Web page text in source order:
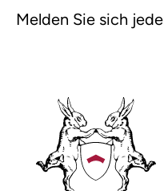
Melden Sie sich